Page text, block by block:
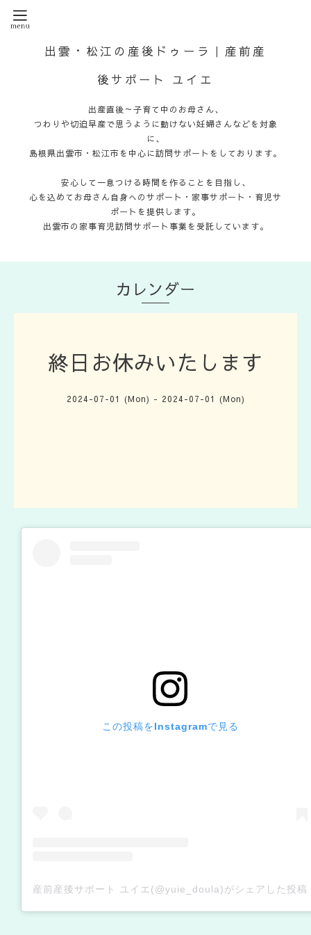
出雲・松江の産後ドゥーラ｜産前産
後サポート ユイエ
出産直後～子育て中のお母さん、
つわりや切迫早産で思うように動けない妊婦さんなどを対象
に、
島根県出雲市・松江市を中心に訪問サポートをしております。
安心して一息つける時間を作ることを目指し、
心を込めてお母さん自身へのサポート・家事サポート・育児サ
ポートを提供します。
出雲市の家事育児訪問サポート事業を受託しています。
カレンダー
終日お休みいたします
2024-07-01 (Mon) - 2024-07-01 (Mon)
この投稿をInstagramで見る
産前産後サポート ユイエ(@yuie_doula)がシェアした投稿